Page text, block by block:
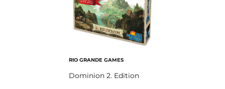
RIO GRANDE GAMES
Dominion 2. Edition